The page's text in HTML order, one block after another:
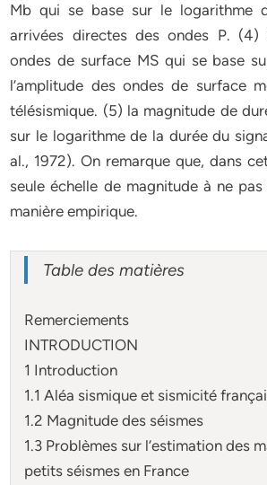
Mb qui se base sur le logarithme
arrivées directes des ondes P. (4)
ondes de surface MS qui se base
l’amplitude des ondes de surface
télésismique. (5) la magnitude de
sur le logarithme de la durée du
al., 1972). On remarque que, dans
seule échelle de magnitude à ne
manière empirique.
Table des matières
Remerciements
INTRODUCTION
1 Introduction
1.1 Aléa sismique et sismicité
1.2 Magnitude des séismes
1.3 Problèmes sur l’estimation des
petits séismes en France